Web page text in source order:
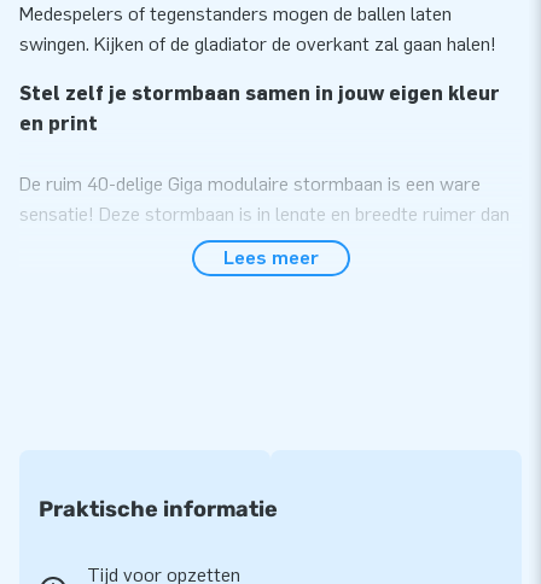
Medespelers of tegenstanders mogen de ballen laten
swingen. Kijken of de gladiator de overkant zal gaan halen!
Stel zelf je stormbaan samen in jouw eigen kleur
en print
De ruim 40-delige Giga modulaire stormbaan is een ware
sensatie! Deze stormbaan is in lengte en breedte ruimer dan
de standaard stormbaan zodat je met z’n allen tegelijk de
uitdaging aan kunt gaan. Met deze modulaire
Alle stormbaanelementen worden compleet
Lees meer
Praktische informatie
Tijd voor opzetten